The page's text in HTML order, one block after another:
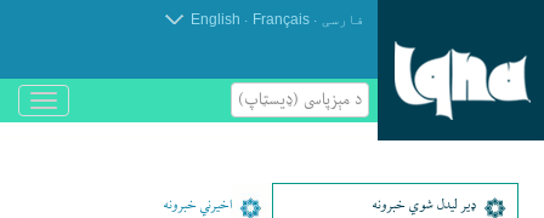
فارسی .
Français
.
English
د مېزپاسى (ډیسټاپ)
باز
و
ډير لیدل شوي خبرونه اخیرني خبرونه